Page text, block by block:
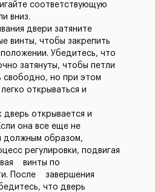
соответствующую
вниз.
двери затяните
винты, чтобы закрепить
Убедитесь, что
затянуты, чтобы петли
но при этом
открываться и
дверь открывается и
она все еще не
должным образом,
регулировки, подвигая
винты по
После завершения
что дверь